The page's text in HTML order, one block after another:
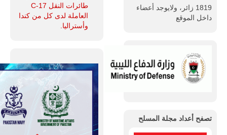
1819 زائر، ولايوجد أعضاء
داخل الموقع
تصفح أعداد مجلة المسلح
طائرات النقل C-17
العاملة لدى كل من كندا
وأستراليا.